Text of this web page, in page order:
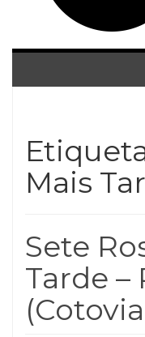
Mais
Sete
Tarde –